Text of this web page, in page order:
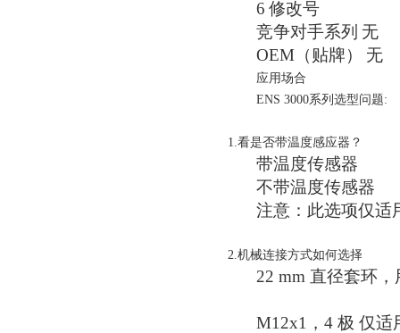
6 修改号
竞争对手系列 无
OEM（贴牌）
无
应用场合
ENS 3000系列选型问题:
1.看是否带温度感应器？
带温度传感器
不带温度传感器
注意：此选项仅适
2.机械连接方式如何选择
22 mm 直径套环
M12x1，4 极 仅适